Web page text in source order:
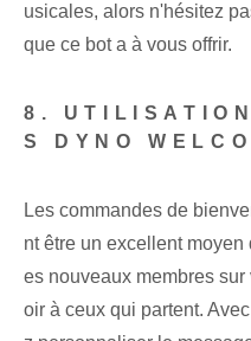
usicales, alors n'hésitez
que ce bot a à vous offrir.
8. UTILISATION
S DYNO
Les commandes de
nt être un excellent moyen
es nouveaux membres
oir à ceux qui partent.